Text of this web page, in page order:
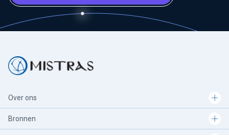
Over ons
Bronnen